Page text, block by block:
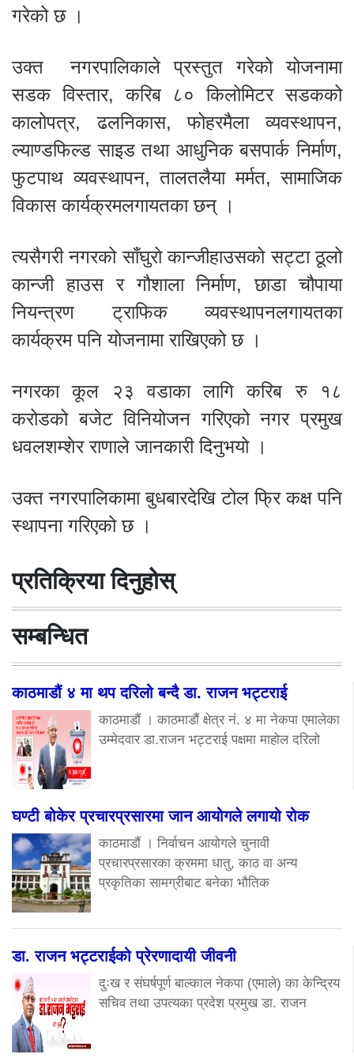
गरेको छ ।
उक्त नगरपालिकाले प्रस्तुत गरेको योजनामा
सडक विस्तार, करिब ८० किलोमिटर सडकको
कालोपत्र, ढलनिकास, फोहरमैला व्यवस्थापन,
ल्याण्डफिल्ड साइड तथा आधुनिक बसपार्क निर्माण,
फुटपाथ व्यवस्थापन, तालतलैया मर्मत, सामाजिक
विकास कार्यक्रमलगायतका छन् ।
त्यसैगरी नगरको साँघुरो कान्जीहाउसको सट्टा ठूलो
कान्जी हाउस र गौशाला निर्माण, छाडा चौपाया
नियन्त्रण ट्राफिक व्यवस्थापनलगायतका
कार्यक्रम पनि योजनामा राखिएको छ ।
नगरका कूल २३ वडाका लागि करिब रु १८
करोडको बजेट विनियोजन गरिएको नगर प्रमुख
धवलशम्शेर राणाले जानकारी दिनुभयो ।
उक्त नगरपालिकामा बुधबारदेखि टोल फ्रि कक्ष पनि
स्थापना गरिएको छ ।
प्रतिक्रिया दिनुहोस्
सम्बन्धित
काठमाडौं ४ मा थप दरिलो बन्दै डा. राजन भट्टराई
काठमाडौं । काठमाडौं क्षेत्र नं. ४ मा नेकपा एमालेका
उम्मेदवार डा.राजन भट्टराई पक्षमा माहोल दरिलो
घण्टी बोकेर प्रचारप्रसारमा जान आयोगले लगायो रोक
काठमाडौं । निर्वाचन आयोगले चुनावी
प्रचारप्रसारका क्रममा धातु, काठ वा अन्य
प्रकृतिका सामग्रीबाट बनेका भौतिक
डा. राजन भट्टराईको प्रेरणादायी जीवनी
दुःख र संघर्षपूर्ण बाल्काल नेकपा (एमाले) का केन्द्रिय
सचिव तथा उपत्यका प्रदेश प्रमुख डा. राजन